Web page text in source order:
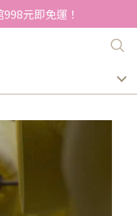
元即免運！